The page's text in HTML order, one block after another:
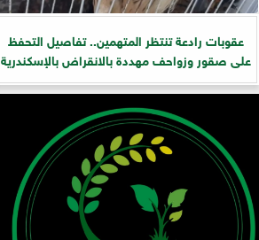
عقوبات رادعة تنتظر المتهمين.. تفاصيل التحفظ
على صقور وزواحف مهددة بالانقراض بالإسكندرية